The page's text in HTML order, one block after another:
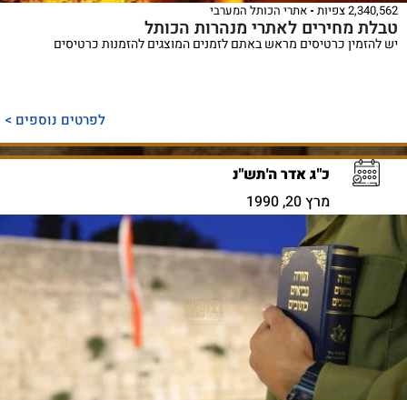
2,340,562 צפיות אתרי הכותל המערבי
טבלת מחירים לאתרי מנהרות הכותל
יש להזמין כרטיסים מראש באתם לזמנים המוצגים להזמנות כרטיסים
לפרטים נוספים >
כ"ג אדר ה'תש"נ
מרץ 20, 1990